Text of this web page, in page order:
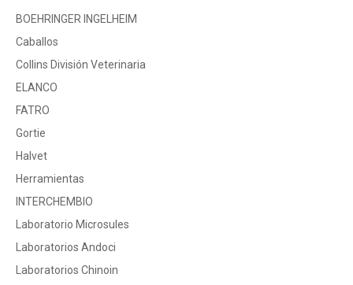
BOEHRINGER INGELHEIM
Caballos
Collins División Veterinaria
ELANCO
FATRO
Gortie
Halvet
Herramientas
INTERCHEMBIO
Laboratorio Microsules
Laboratorios Andoci
Laboratorios Chinoin